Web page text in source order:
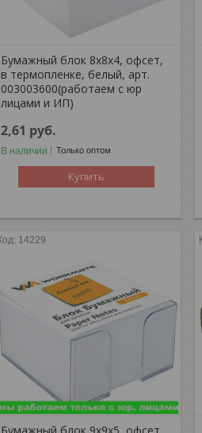
Бумажный блок 8х8х4, офсет,
в термопленке, белый, арт.
003003600(работаем с юр
лицами и ИП)
2,61 руб.
В наличии Только оптом
Купить
14229